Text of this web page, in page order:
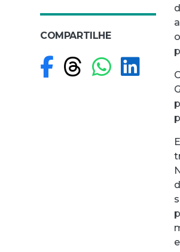
COMPARTILHE